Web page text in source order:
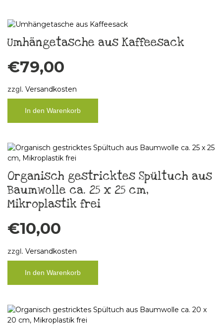
Umhängetasche aus Kaffeesack
€79,00
zzgl. Versandkosten
In den Warenkorb
Organisch gestricktes Spültuch aus
Baumwolle ca. 25 x 25 cm,
Mikroplastik frei
€10,00
zzgl. Versandkosten
In den Warenkorb